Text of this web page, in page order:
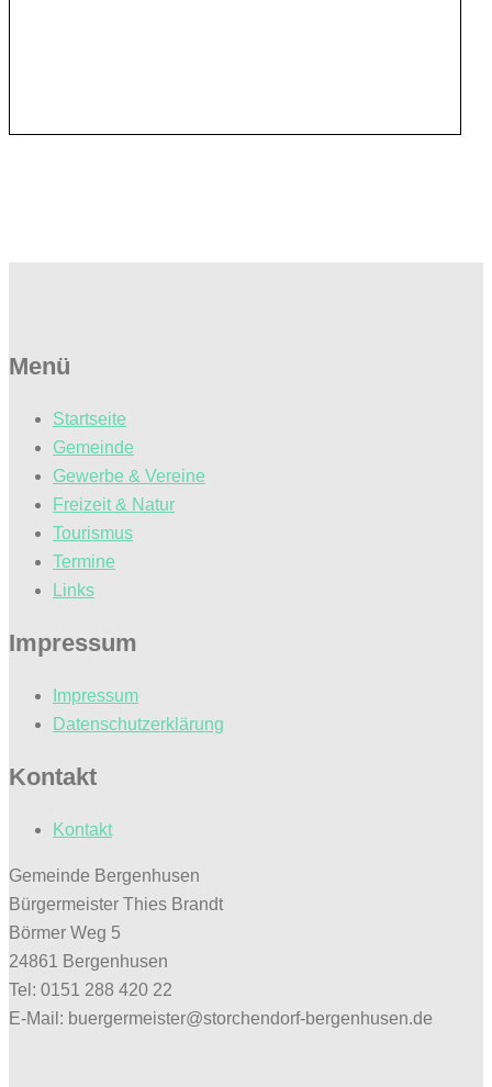
Menü
Startseite
Gemeinde
Gewerbe & Vereine
Freizeit & Natur
Tourismus
Termine
Links
Impressum
Impressum
Datenschutzerklärung
Kontakt
Kontakt
Gemeinde Bergenhusen
Bürgermeister Thies Brandt
Börmer Weg 5
24861 Bergenhusen
Tel: 0151 288 420 22
E-Mail: buergermeister@storchendorf-bergenhusen.de